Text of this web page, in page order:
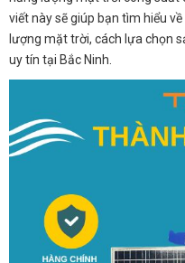
viết này sẽ giúp bạn tìm hiểu
lượng mặt trời, cách lựa chọn
uy tín tại Bắc Ninh.